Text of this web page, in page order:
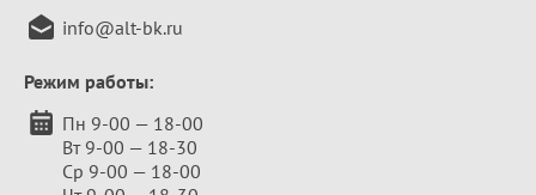
info@alt-bk.ru
Режим работы:
Пн 9-00 — 18-00
Вт 9-00 — 18-30
Ср 9-00 — 18-00